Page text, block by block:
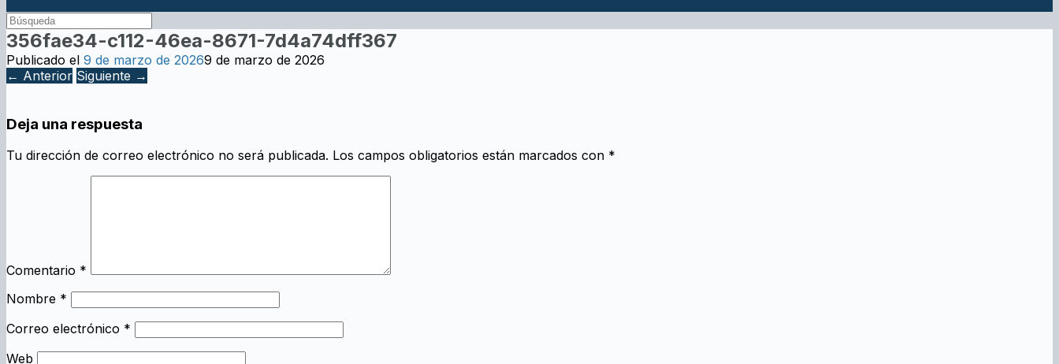
356fae34-c112-46ea-8671-7d4a74dff367
Publicado el 9 de marzo de 20269 de marzo de 2026
← Anterior Siguiente →
Deja una respuesta
Tu dirección de correo electrónico no será publicada. Los campos obligatorios están marcados con *
Comentario *
Nombre *
Correo electrónico *
Web